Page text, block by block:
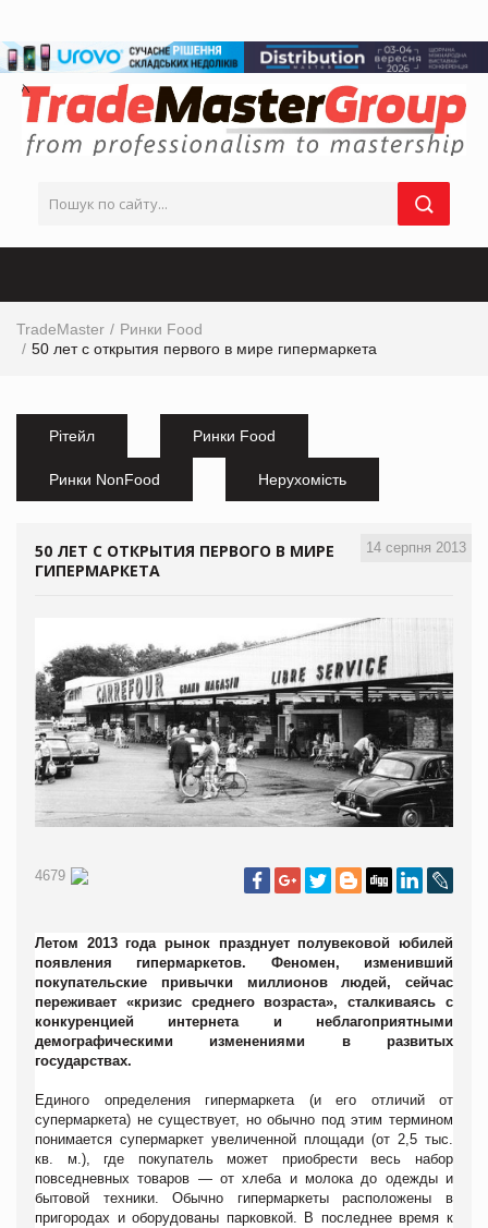
TradeMaster
Ринки Food
50 лет с открытия первого в мире гипермаркета
Рітейл Ринки Food
Ринки NonFood Нерухомість
14 серпня 2013
50 ЛЕТ С ОТКРЫТИЯ ПЕРВОГО В МИРЕ
ГИПЕРМАРКЕТА
4679
Летом 2013 года рынок празднует полувековой юбилей
появления гипермаркетов. Феномен, изменивший
покупательские привычки миллионов людей, сейчас
переживает «кризис среднего возраста», сталкиваясь с
конкуренцией интернета и неблагоприятными
демографическими изменениями в развитых
государствах.
Единого определения гипермаркета (и его отличий от
супермаркета) не существует, но обычно под этим термином
понимается супермаркет увеличенной площади (от 2,5 тыс.
кв. м.), где покупатель может приобрести весь набор
повседневных товаров — от хлеба и молока до одежды и
бытовой техники. Обычно гипермаркеты расположены в
пригородах и оборудованы парковкой. В последнее время к